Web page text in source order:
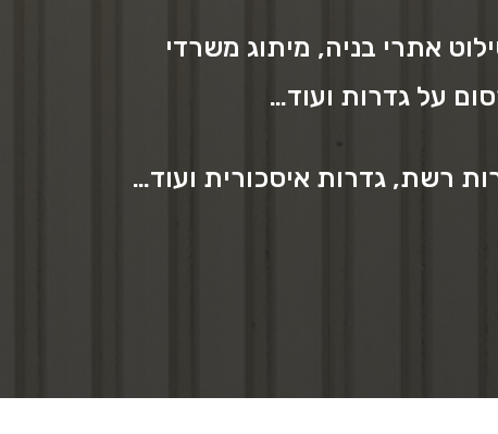
אתרי בניה, מיתוג משרדי
על גדרות ועוד…
רשת, גדרות איסכורית ועוד…